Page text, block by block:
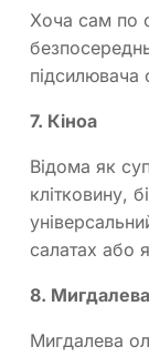
Хоча сам по
7. Кіноа
Відома як
клітковину,
салатах або
8. Мигдалева
Мигдалева